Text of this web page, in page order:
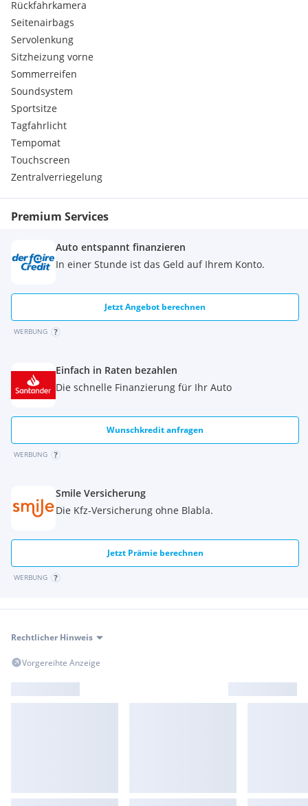
Preis:
VB: 26.400€ (+Eintausch möglich)
Besichtigung & Probefahrt nach Vereinbarung.
Standort: Salzburg
Wichtiger Hinweis:
Ich binnur telefonisch erreichbar
über Willhaben.
Rückfahrkamera
Seitenairbags
Servolenkung
Sitzheizung vorne
Sommerreifen
Soundsystem
Sportsitze
Tagfahrlicht
Tempomat
Touchscreen
Zentralverriegelung
Premium Services
Auto entspannt finanzieren
In einer Stunde ist das Geld auf Ihrem Konto.
Jetzt Angebot berechnen
WERBUNG
Einfach in Raten bezahlen
Die schnelle Finanzierung für Ihr Auto
Wunschkredit anfragen
WERBUNG
Smile Versicherung
Die Kfz-Versicherung ohne Blabla.
Jetzt Prämie berechnen
WERBUNG
Rechtlicher Hinweis
Vorgereihte Anzeige